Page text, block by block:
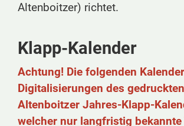
Altenboitzer) richtet.
Klapp-Kalender
Achtung! Die folgenden
Digitalisierungen des gedruckten
Altenboitzer Jahres-Klapp-
welcher nur langfristig bekannte